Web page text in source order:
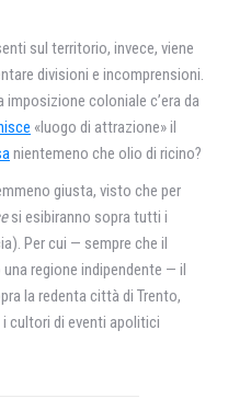
sul territorio, invece, viene
divisioni e incomprensioni.
imposizione coloniale c’era da
«luogo di attrazione» il
nientemeno che olio di ricino?
giusta, visto che per
si esibiranno sopra tutti i
Per cui — sempre che il
regione indipendente — il
la redenta città di Trento,
cultori di eventi apolitici